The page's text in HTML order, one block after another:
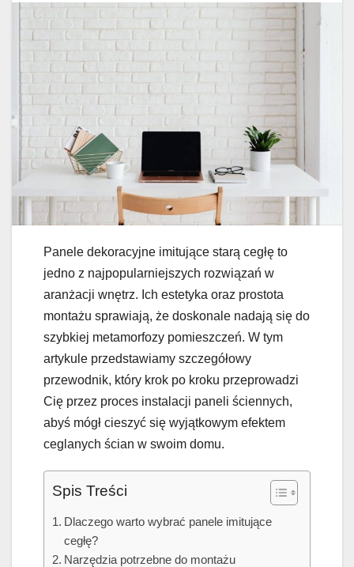
Panele dekoracyjne imitujące starą cegłę to
jedno z najpopularniejszych rozwiązań w
aranżacji wnętrz. Ich estetyka oraz prostota
montażu sprawiają, że doskonale nadają się do
szybkiej metamorfozy pomieszczeń. W tym
artykule przedstawiamy szczegółowy
przewodnik, który krok po kroku przeprowadzi
Cię przez proces instalacji paneli ściennych,
abyś mógł cieszyć się wyjątkowym efektem
ceglanych ścian w swoim domu.
Spis Treści
Dlaczego warto wybrać panele imitujące
cegłę?
Narzędzia potrzebne do montażu